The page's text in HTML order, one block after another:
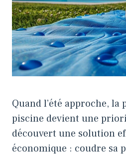
Quand l’été approche,
piscine devient une
découvert une solution
économique : coudre sa